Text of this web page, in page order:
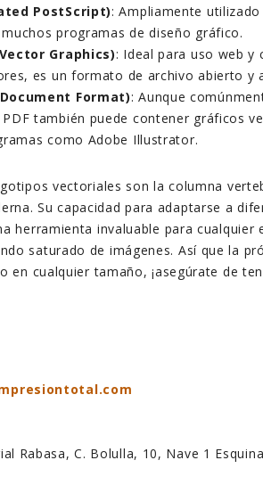
PostScript): Ampliamente
programas de diseño gráfico.
Graphics): Ideal para uso web y
es un formato de archivo abierto y
Format): Aunque
también puede contener gráficos
como Adobe Illustrator.
vectoriales son la columna
Su capacidad para adaptarse a
herramienta invaluable para cualquier
saturado de imágenes. Así que la
en cualquier tamaño, ¡asegúrate de
Rabasa, C. Bolulla, 10, Nave 1